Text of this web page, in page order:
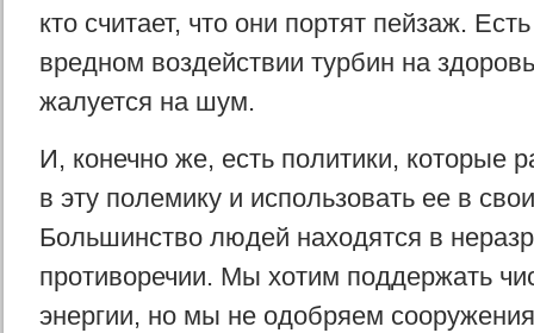
кто считает, что они портят пейзаж.
вредном воздействии турбин на
жалуется на шум.
И, конечно же, есть политики, которые
в эту полемику и использовать ее в
Большинство людей находятся в
противоречии. Мы хотим поддержать
энергии, но мы не одобряем